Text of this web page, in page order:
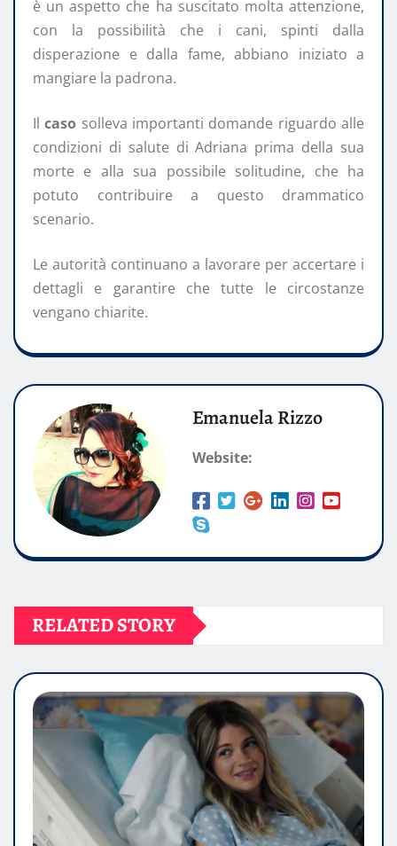
è un aspetto che ha suscitato molta attenzione,
con la possibilità che i cani, spinti dalla
disperazione e dalla fame, abbiano iniziato a
mangiare la padrona.
Ilcaso solleva importanti domande riguardo alle
condizioni di salute di Adriana prima della sua
morte e alla sua possibile solitudine, che ha
potuto contribuire a questo drammatico
scenario.
Le autorità continuano a lavorare per accertare i
dettagli e garantire che tutte le circostanze
vengano chiarite.
Emanuela Rizzo
Website:
RELATED STORY